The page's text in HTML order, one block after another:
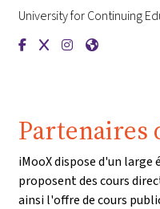
University for Continuing
{mlang de}Universität
{mlang{mlang{mlang
Partenaires
iMooX dispose d'un
proposent des cours
ainsi l'offre de cours